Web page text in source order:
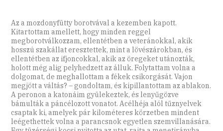
Az a mozdonyfütty borotvával a kezemben kapott.
Kitartottam amellett, hogy minden reggel
megborotválkozzam, ellentétben a veteránokkal, akik
hosszú szakállat eresztettek, mint a lövészárokban, és
ellentétben az ifjoncokkal, akik az öregeket utánozták,
holott még alig pelyhedzett az álluk. Folytattam volna a
dolgomat, de meghallottam a fékek csikorgását. Vajon
megjött a váltás? – gondoltam, és kipillantottam az ablakon.
A peronon a katonáim gyülekeztek, és lenyűgözve
bámulták a páncélozott vonatot. Acélhéja alól tűznyelvek
csaptak ki, amelyek pár kilométeres körzetben mindent
leégethettek volna a parancsnok egyetlen szemvillanására.